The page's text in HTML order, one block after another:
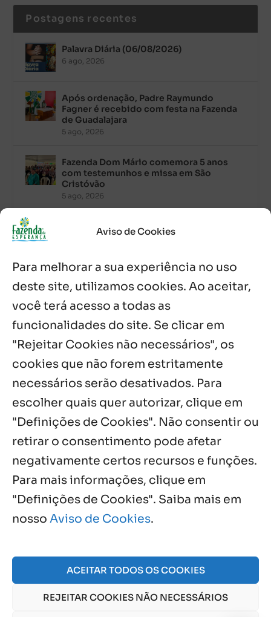
Aviso de Cookies
Para melhorar a sua experiência no uso
deste site, utilizamos cookies. Ao aceitar,
você terá acesso a todas as
funcionalidades do site. Se clicar em
"Rejeitar Cookies não necessários", os
cookies que não forem estritamente
necessários serão desativados. Para
escolher quais quer autorizar, clique em
"Definições de Cookies". Não consentir ou
retirar o consentimento pode afetar
negativamente certos recursos e funções.
Para mais informações, clique em
"Definições de Cookies". Saiba mais em
nosso Aviso de Cookies.
ACEITAR TODOS OS COOKIES
REJEITAR COOKIES NÃO NECESSÁRIOS
Postagens recentes
Palavra Diária (06/08/2026)
6 ago, 2026
Após ordenação, Padre Raymundo
Fagner é recebido com festa na Fazenda
de Guadalajara
5 ago, 2026
Fazenda Dom Mário comemora 5 anos
com testemunhos e missa em São
Cristóvão
5 ago, 2026
Palavra Diária (05/08/2026)
5 ago, 2026
Palavra Diária (04/08/2026)
4 ago, 2026
Palavra de Vida (Agosto de 2026)
Notícias por Categoria
Próximos Eventos
Agosto, 2026